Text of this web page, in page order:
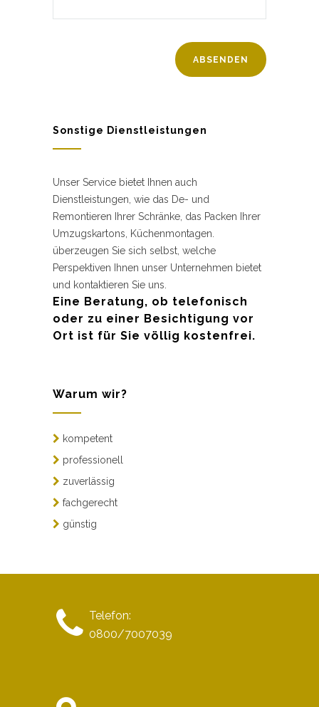
Sonstige Dienstleistungen
Unser Service bietet Ihnen auch
Dienstleistungen, wie das De- und
Remontieren Ihrer Schränke, das Packen Ihrer
Umzugskartons, Küchenmontagen.
überzeugen Sie sich selbst, welche
Perspektiven Ihnen unser Unternehmen bietet
und kontaktieren Sie uns.
Eine Beratung, ob telefonisch
oder zu einer Besichtigung vor
Ort ist für Sie völlig kostenfrei.
Warum wir?
kompetent
professionell
zuverlässig
fachgerecht
günstig
Telefon:
0800/7007039